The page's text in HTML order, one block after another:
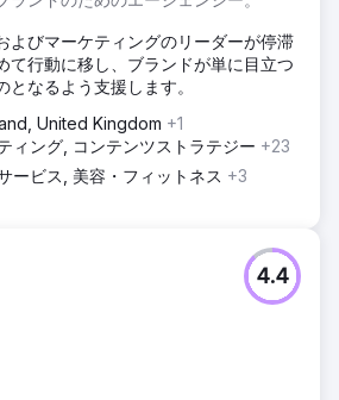
よびマーケティングのリーダーが停滞
て行動に移し、ブランドが単に目立つ
なるよう支援します。
United Kingdom +1
ィング, コンテンツストラテジー +23
ービス, 美容・フィットネス +3
4.4